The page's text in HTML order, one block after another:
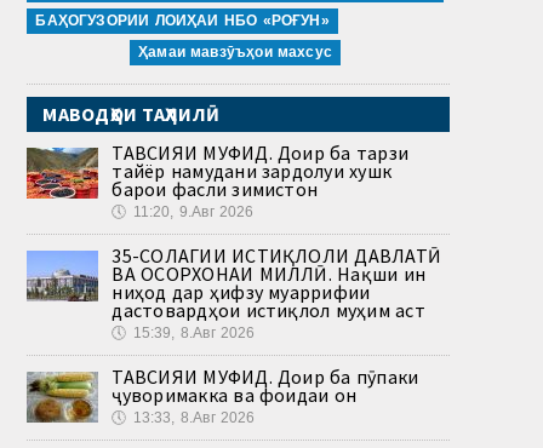
БАҲОГУЗОРИИ ЛОИҲАИ НБО «РОҒУН»
Ҳамаи мавзӯъҳои махсус
МАВОДҲОИ ТАҲЛИЛӢ
ТАВСИЯИ МУФИД. Доир ба тарзи
тайёр намудани зардолуи хушк
барои фасли зимистон
🕔 11:20, 9.Авг 2026
35-СОЛАГИИ ИСТИҚЛОЛИ ДАВЛАТӢ
ВА ОСОРХОНАИ МИЛЛӢ. Нақши ин
ниҳод дар ҳифзу муаррифии
дастовардҳои истиқлол муҳим аст
🕔 15:39, 8.Авг 2026
ТАВСИЯИ МУФИД. Доир ба пӯпаки
ҷуворимакка ва фоидаи он
🕔 13:33, 8.Авг 2026